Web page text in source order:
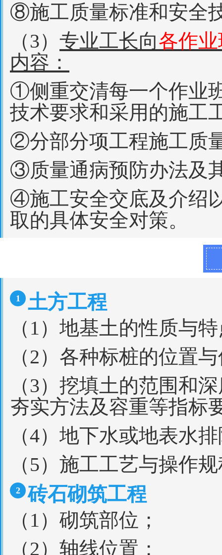
⑧施工质量标准和安全
（3） 专业工长向各作
内容：
①侧重交清每一个作业
技术要求和采用的施工
②分部分项工程施工质
③质量通病预防办法及
④施工安全交底及介绍
取的具体安全对策。
1
土方工程
（1）地基土的性质与
（2）各种标桩的位置
（3）挖填土的范围和
夯实方法及容重等指标
（4）地下水或地表水
（5）施工工艺与操作
2
砖石砌筑工程
（1）砌筑部位；
（2）轴线位置；